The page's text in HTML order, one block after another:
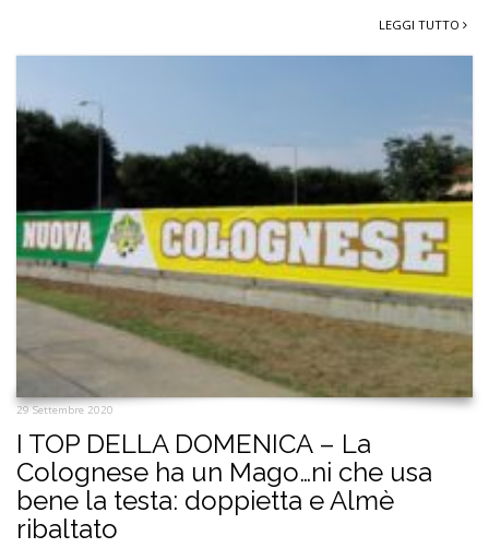
LEGGI TUTTO
29 Settembre 2020
I TOP DELLA DOMENICA – La
Colognese ha un Mago…ni che usa
bene la testa: doppietta e Almè
ribaltato